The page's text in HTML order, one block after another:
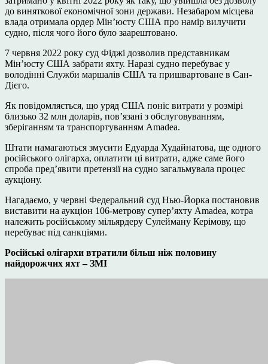
до виняткової економічної зони держави. Незабаром місцева
влада отримала ордер Мін’юсту США про намір вилучити
судно, після чого його було заарештовано.
7 червня 2022 року суд Фіджі дозволив представникам
Мін’юсту США забрати яхту. Наразі судно перебуває у
володінні Служби маршалів США та пришвартоване в Сан-
Дієго.
Як повідомляється, що уряд США поніс витрати у розмірі
близько 32 млн доларів, пов’язані з обслуговуванням,
зберіганням та транспортуванням Amadea.
Штати намагаються змусити Едуарда Худайнатова, ще одного
російського олігарха, оплатити ці витрати, адже саме його
спроба пред’явити претензії на судно загальмувала процес
аукціону.
Нагадаємо, у червні Федеральний суд Нью-Йорка постановив
виставити на аукціон 106-метрову супер’яхту Amadea, котра
належить російському мільярдеру Сулейману Керімову, що
перебуває під санкціями.
Російські олігархи втратили більш ніж половину
найдорожчих яхт – ЗМІ